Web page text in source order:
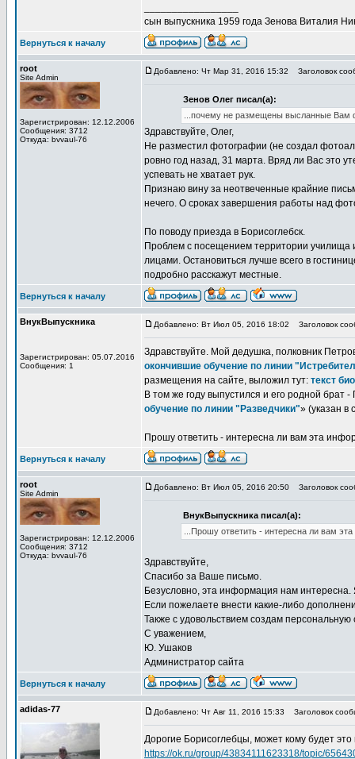
сын выпускника 1959 года Зенова Виталия
Вернуться к началу
root
Site Admin
Зарегистрирован: 12.12.2006
Сообщения: 3712
Откуда: bvvaul-76
Добавлено: Чт Мар 31, 2016 15:32 Заголовок
Зенов Олег писал(а):
...почему не размещены высланные Вам
Здравствуйте, Олег,
Не разместил фотографии (не создал
ровно год назад, 31 марта. Вряд ли Вас это
успевать не хватает рук.
Признаю вину за неотвеченные крайние
нечего. О сроках завершения работы над
По поводу приезда в Борисоглебск.
Проблем с посещением территории училища
лицами. Остановиться лучше всего в
подробно расскажут местные.
Вернуться к началу
ВнукВыпускника
Зарегистрирован: 05.07.2016
Сообщения: 1
Добавлено: Вт Июл 05, 2016 18:02 Заголовок
Здравствуйте. Мой дедушка, полковник
окончившие обучение по линии
размещения на сайте, выложил тут: текст
В том же году выпустился и его родной брат
обучение по линии "Разведчики"» (указан
Прошу ответить - интересна ли вам эта
Вернуться к началу
root
Site Admin
Зарегистрирован: 12.12.2006
Сообщения: 3712
Откуда: bvvaul-76
Добавлено: Вт Июл 05, 2016 20:50 Заголовок
ВнукВыпускника писал(а):
...Прошу ответить - интересна ли вам
Здравствуйте,
Спасибо за Ваше письмо.
Безусловно, эта информация нам
Если пожелаете внести какие-либо
Также с удовольствием создам
С уважением,
Ю. Ушаков
Администратор сайта
Вернуться к началу
adidas-77 Добавлено: Чт Авг 11, 2016 15:33 Заголовок
Дорогие Борисоглебцы, может кому будет это
https://ok.ru/group/43834111623318/topic/